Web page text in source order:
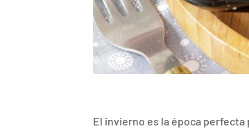
El invierno es la época